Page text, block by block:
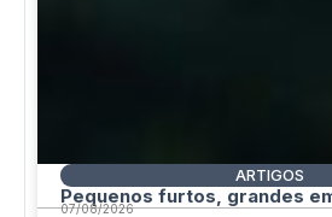
ARTIGOS
Pequenos furtos, grandes
07/08/2026